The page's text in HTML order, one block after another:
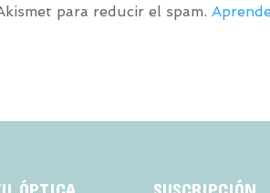
para reducir el spam.